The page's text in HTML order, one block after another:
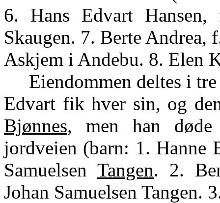
6. Hans Edvart
Skaugen. 7. Berte Andrea,
Askjem i Andebu. 8. Elen
Eiendommen deltes i tre
Edvart fik hver sin, og
Bjønnes, men han døde
jordveien (barn: 1. Hanne
Samuelsen Tangen. 2.
Johan Samuelsen Tangen.